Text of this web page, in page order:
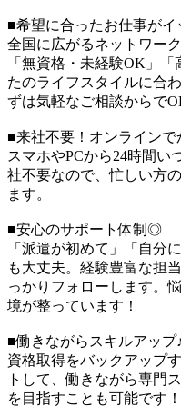
■希望に合ったお仕事がイ
全国に広がるネットワー
「無資格・未経験OK」
たのライフスタイルに合
ずは気軽なご相談からで
■来社不要！オンラインで
スマホやPCから24時間い
社不要なので、忙しい方
ます。
■安心のサポート体制◎
「派遣が初めて」「自分
も大丈夫。経験豊富な担
っかりフォローします。
境が整っています！
■働きながらスキルアップ
資格取得をバックアップ
トして、働きながら専門
を目指すことも可能です！